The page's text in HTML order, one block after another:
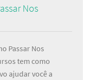
Nos
Passar Nos
tem como
ajudar você a